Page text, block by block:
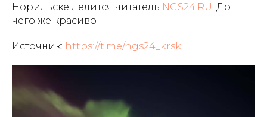
Норильске делится читатель NGS24.RU. До
чего же красиво
Источник: https://t.me/ngs24_krsk